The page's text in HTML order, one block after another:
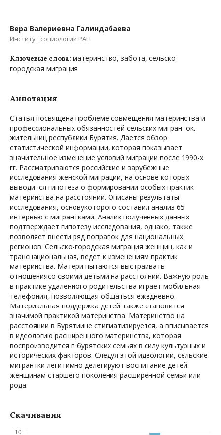
Вера Валериевна Галиндабаева
Институт социологии РАН
Ключевые слова: материнство, забота, сельско-
городская миграция
Аннотация
Статья посвящена проблеме совмещения материнства и
профессиональных обязанностей сельских мигранток,
жительниц республики Бурятия. Дается обзор
статистической информации, которая показывает
значительное изменение условий миграции после 1990-х
гг. Рассматриваются российские и зарубежные
исследования женской миграции, на основе которых
выводится гипотеза о формировании особых практик
материнства на расстоянии. Описаны результаты
исследования, основукоторого составил анализ 65
интервью с мигрантками. Анализ полученных данных
подтверждает гипотезу исследования, однако, также
позволяет внести ряд поправок для национальных
регионов. Сельско-городская миграция женщин, как и
транснациональная, ведет к изменениям практик
материнства. Матери пытаются выстраивать
отношениясо своими детьми на расстоянии. Важную роль
в практике удаленного родительства играет мобильная
телефония, позволяющая общаться ежедневно.
Материальная поддержка детей также становится
значимой практикой материнства. Материнство на
расстоянии в Бурятиине стигматизируется, а вписывается
в идеологию расширенного материнства, которая
воспроизводится в бурятских семьях в силу культурных и
исторических факторов. Следуя этой идеологии, сельские
мигрантки легитимно делегируют воспитание детей
женщинам старшего поколения расширенной семьи или
рода.
Скачивания